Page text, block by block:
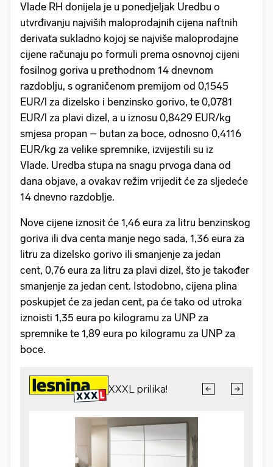
Vlade RH donijela je u ponedjeljak Uredbu o
utvrđivanju najviših maloprodajnih cijena naftnih
derivata sukladno kojoj se najviše maloprodajne
cijene računaju po formuli prema osnovnoj cijeni
fosilnog goriva u prethodnom 14 dnevnom
razdoblju, s ograničenom premijom od 0,1545
EUR/l za dizelsko i benzinsko gorivo, te 0,0781
EUR/l za plavi dizel, a u iznosu 0,8429 EUR/kg
smjesa propan – butan za boce, odnosno 0,4116
EUR/kg za velike spremnike, izvijestili su iz
Vlade. Uredba stupa na snagu prvoga dana od
dana objave, a ovakav režim vrijedit će za sljedeće
14 dnevno razdoblje.
Nove cijene iznosit će 1,46 eura za litru benzinskog
goriva ili dva centa manje nego sada, 1,36 eura za
litru za dizelsko gorivo ili smanjenje za jedan
cent, 0,76 eura za litru za plavi dizel, što je također
smanjenje za jedan cent. Istodobno, cijena plina
poskupjet će za jedan cent, pa će tako od utroka
iznoisti 1,35 eura po kilogramu za UNP za
spremnike te 1,89 eura po kilogramu za UNP za
boce.